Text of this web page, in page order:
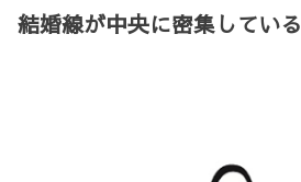
結婚線が中央に密集している